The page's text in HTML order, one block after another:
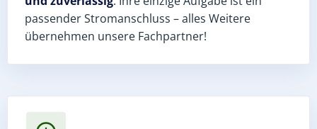
passender Stromanschluss – alles Weitere
übernehmen unsere Fachpartner!